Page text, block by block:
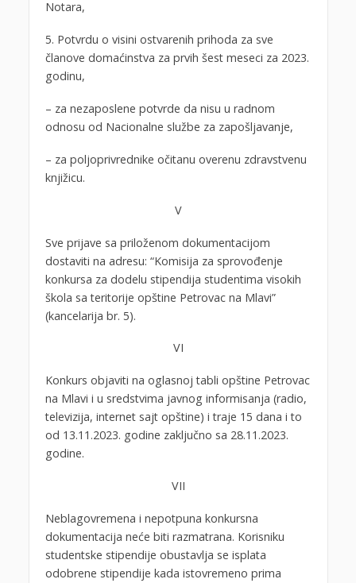
Notara,
5. Potvrdu o visini ostvarenih prihoda za sve
članove domaćinstva za prvih šest meseci za 2023.
godinu,
– za nezaposlene potvrde da nisu u radnom
odnosu od Nacionalne službe za zapošljavanje,
– za poljoprivrednike očitanu overenu zdravstvenu
knjižicu.
V
Sve prijave sa priloženom dokumentacijom
dostaviti na adresu: “Komisija za sprovođenje
konkursa za dodelu stipendija studentima visokih
škola sa teritorije opštine Petrovac na Mlavi”
(kancelarija br. 5).
VI
Konkurs objaviti na oglasnoj tabli opštine Petrovac
na Mlavi i u sredstvima javnog informisanja (radio,
televizija, internet sajt opštine) i traje 15 dana i to
od 13.11.2023. godine zaključno sa 28.11.2023.
godine.
VII
Neblagovremena i nepotpuna konkursna
dokumentacija neće biti razmatrana. Korisniku
studentske stipendije obustavlja se isplata
odobrene stipendije kada istovremeno prima